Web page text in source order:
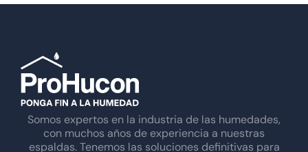
Somos expertos en la industria de las humedades,
con muchos años de experiencia a nuestras
espaldas. Tenemos las soluciones definitivas para